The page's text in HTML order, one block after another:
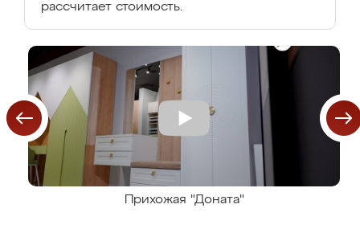
рассчитает стоимость.
Прихожая "Доната"